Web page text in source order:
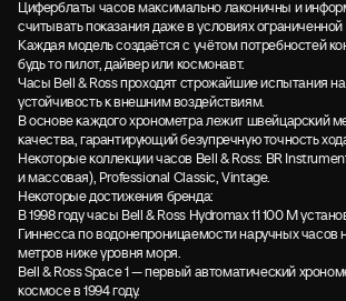
Циферблаты часов максимально лаконичны и
считывать показания даже в условиях
Каждая модель создаётся с учётом потребностей
будь то пилот, дайвер или космонавт.
Часы Bell & Ross проходят строжайшие испытания
устойчивость к внешним воздействиям.
В основе каждого хронометра лежит швейцарский
качества, гарантирующий безупречную точность
Некоторые коллекции часов Bell & Ross: BR
и массовая), Professional Classic, Vintage.
Некоторые достижения бренда:
В 1998 году часы Bell & Ross Hydromax 11 100 M
Гиннесса по водонепроницаемости наручных часов
метров ниже уровня моря.
Bell & Ross Space 1 — первый автоматический
космосе в 1994 году.